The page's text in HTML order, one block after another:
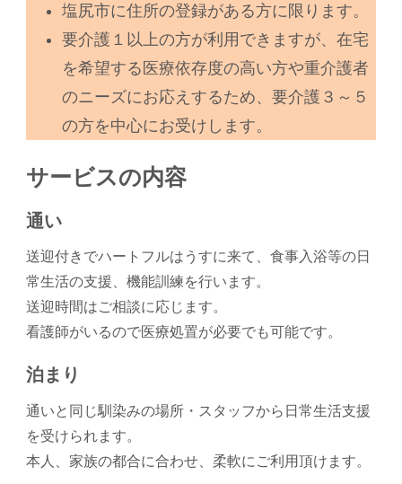
塩尻市に住所の登録がある方に限ります。
要介護１以上の方が利用できますが、在宅
を希望する医療依存度の高い方や重介護者
のニーズにお応えするため、要介護３～５
の方を中心にお受けします。
サービスの内容
通い
送迎付きでハートフルはうすに来て、食事入浴等の日
常生活の支援、機能訓練を行います。
送迎時間はご相談に応じます。
看護師がいるので医療処置が必要でも可能です。
泊まり
通いと同じ馴染みの場所・スタッフから日常生活支援
を受けられます。
本人、家族の都合に合わせ、柔軟にご利用頂けます。